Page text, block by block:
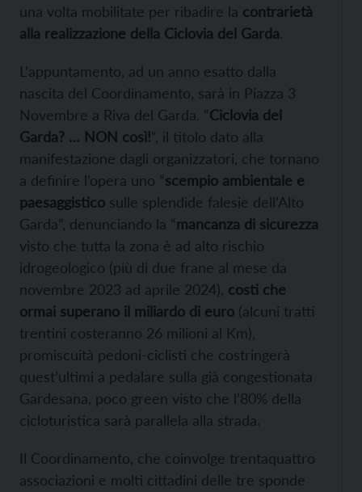
una volta mobilitate per ribadire la contrarietà
alla realizzazione della Ciclovia del Garda.
L’appuntamento, ad un anno esatto dalla
nascita del Coordinamento, sarà in Piazza 3
Novembre a Riva del Garda. “Ciclovia del
Garda? … NON così!“, il titolo dato alla
manifestazione dagli organizzatori, che tornano
a definire l’opera uno “scempio ambientale e
paesaggistico sulle splendide falesie dell’Alto
Garda”, denunciando la “mancanza di sicurezza
visto che tutta la zona è ad alto rischio
idrogeologico (più di due frane al mese da
novembre 2023 ad aprile 2024), costi che
ormai superano il miliardo di euro (alcuni tratti
trentini costeranno 26 milioni al Km),
promiscuità pedoni-ciclisti che costringerà
quest’ultimi a pedalare sulla già congestionata
Gardesana, poco green visto che l’80% della
cicloturistica sarà parallela alla strada.
Il Coordinamento, che coinvolge trentaquattro
associazioni e molti cittadini delle tre sponde